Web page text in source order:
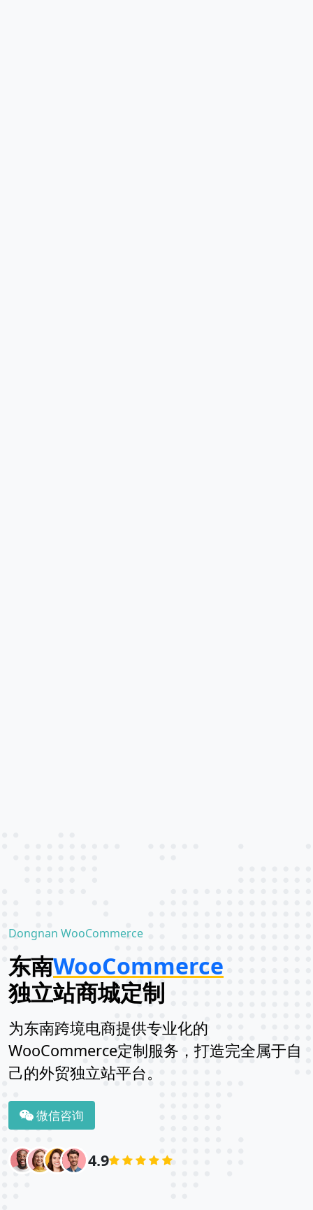
Dongnan WooCommerce
东南WooCommerce
独立站商城定制
为东南跨境电商提供专业化的
WooCommerce定制服务，打造完全属于自
己的外贸独立站平台。
微信咨询
4.9